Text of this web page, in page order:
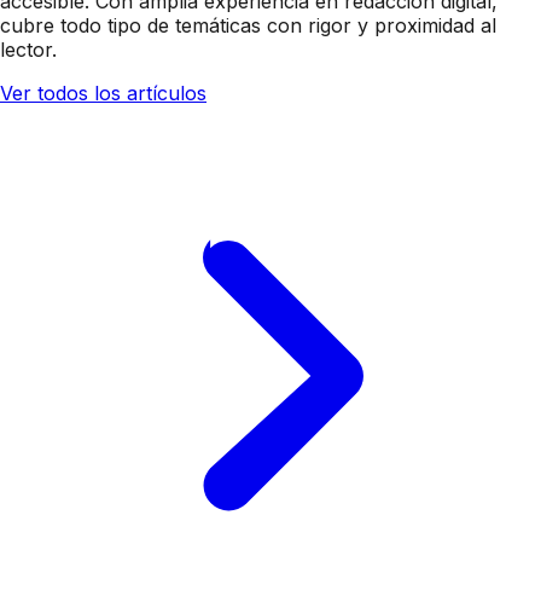
cubre todo tipo de temáticas con rigor y proximidad al
lector.
Ver todos los artículos